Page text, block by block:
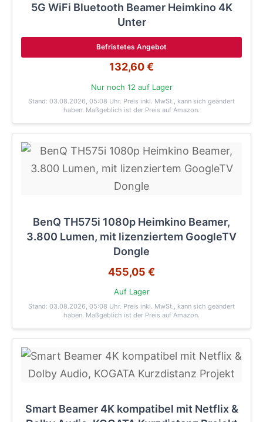
5G WiFi Bluetooth Beamer Heimkino 4K
Unter
Befristetes Angebot
132,60 €
Nur noch 12 auf Lager
Stand: 03.08.2026, 05:08 Uhr. Preis inkl. MwSt., kann sich geändert
haben. Maßgeblich ist der Preis auf Amazon.
BenQ TH575i 1080p Heimkino Beamer,
3.800 Lumen, mit lizenziertem GoogleTV
Dongle
455,05 €
Auf Lager
Stand: 03.08.2026, 05:08 Uhr. Preis inkl. MwSt., kann sich geändert
haben. Maßgeblich ist der Preis auf Amazon.
Smart Beamer 4K kompatibel mit Netflix &